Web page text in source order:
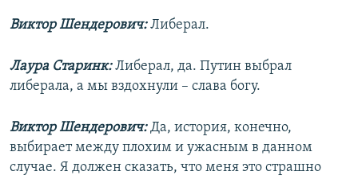
Виктор Шендерович:Либерал.
Лаура Старинк:Либерал, да. Путин выбрал
либерала, а мы вздохнули – слава богу.
Виктор Шендерович:Да, история, конечно,
выбирает между плохим и ужасным в данном
случае. Я должен сказать, что меня это страшно